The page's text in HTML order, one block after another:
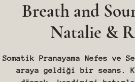
Breath and
Natalie &
Somatik Pranayama Nefes ve
araya geldiği bir seans.